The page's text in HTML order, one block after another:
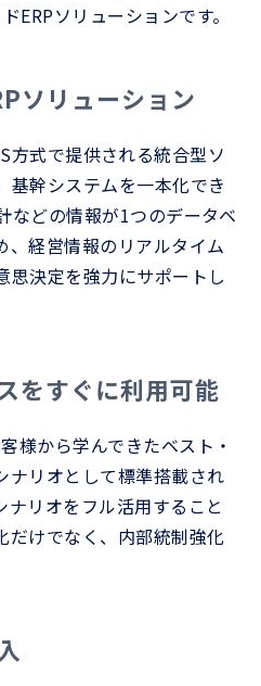
ERPソリューションです。
ソリューション
方式で提供される統合型ソ
基幹システムを一本化でき
などの情報が1つのデータベ
、経営情報のリアルタイム
思決定を強力にサポートし
をすぐに利用可能
様から学んできたベスト・
ナリオとして標準搭載され
リオをフル活用すること
だけでなく、内部統制強化